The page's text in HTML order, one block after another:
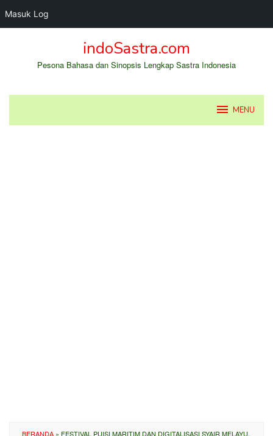
Masuk Log
indoSastra.com
Pesona Bahasa dan Sinopsis Lengkap Sastra Indonesia
MENU
BERANDA » FESTIVAL PUISI MARITIM DAN DIGITALISASI SYAIR MELAYU,